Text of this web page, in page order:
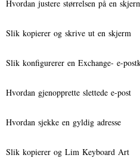
Hvordan justere størrelsen på en
Slik kopierer og skrive ut en skjerm
Slik konfigurerer en Exchange- e-
Hvordan gjenopprette slettede e-post
Hvordan sjekke en gyldig adresse
Slik kopierer og Lim Keyboard Art